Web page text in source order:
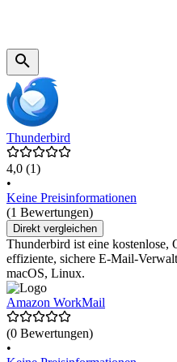
Thunderbird
4,0 (1)
•
Keine Preisinformationen
(1 Bewertungen)
Direkt vergleichen
Thunderbird ist eine
effiziente, sichere E-Mail-
macOS, Linux.
Amazon WorkMail
(0 Bewertungen)
•